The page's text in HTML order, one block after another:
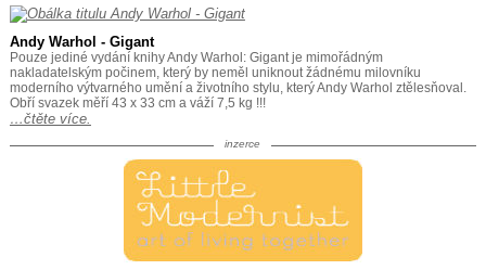
Andy Warhol - Gigant
Pouze jediné vydání knihy Andy Warhol: Gigant je mimořádným
nakladatelským počinem, který by neměl uniknout žádnému milovníku
moderního výtvarného umění a životního stylu, který Andy Warhol ztělesňoval.
Obří svazek měří 43 x 33 cm a váží 7,5 kg !!!
…čtěte více.
inzerce